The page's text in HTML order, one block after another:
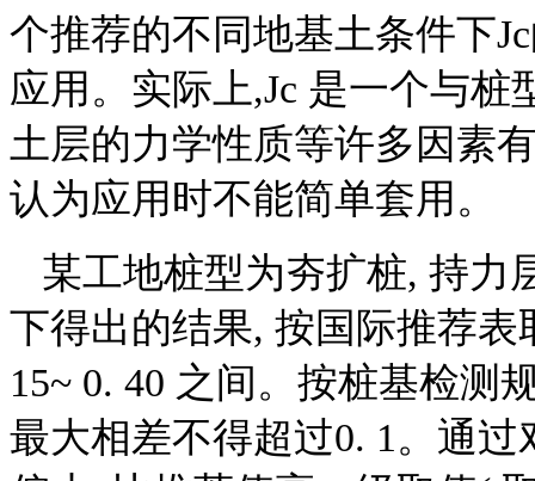
个推荐的不同地基土条件下
应用。实际上,Jc 是一个与
土层的力学性质等许多因素
认为应用时不能简单套用。
某工地桩型为夯扩桩, 持力
下得出的结果, 按国际推荐
15~ 0. 40 之间。按桩基检测
最大相差不得超过0. 1。通